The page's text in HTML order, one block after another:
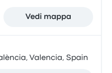
Vedi mappa
Valencia, Spain